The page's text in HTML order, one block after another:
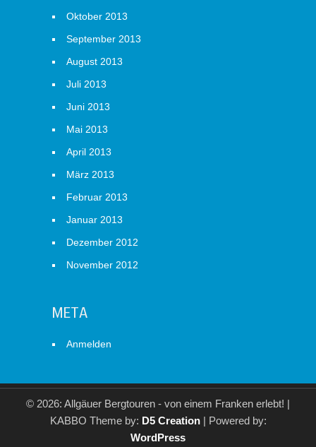
Oktober 2013
September 2013
August 2013
Juli 2013
Juni 2013
Mai 2013
April 2013
März 2013
Februar 2013
Januar 2013
Dezember 2012
November 2012
META
Anmelden
© 2026: Allgäuer Bergtouren - von einem Franken erlebt! |
KABBO Theme by: D5 Creation| Powered by:
WordPress